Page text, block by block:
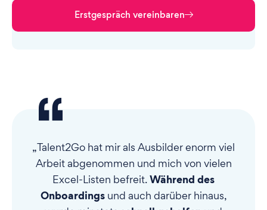
Erstgespräch vereinbaren
„Talent2Go hat mir als Ausbilder enorm viel
Arbeit abgenommen und mich von vielen
Excel-Listen befreit.Während des
Onboardingsund auch darüber hinaus,